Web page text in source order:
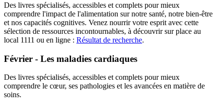
Des livres spécialisés, accessibles et complets pour mieux
comprendre l'impact de l'alimentation sur notre santé, notre bien-être
et nos capacités cognitives. Venez nourrir votre esprit avec cette
sélection de ressources incontournables, à découvrir sur place au
local 1111 ou en ligne : Résultat de recherche.
Février - Les maladies cardiaques
Des livres spécialisés, accessibles et complets pour mieux
comprendre le cœur, ses pathologies et les avancées en matière de
soins.